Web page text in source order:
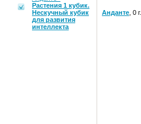
Растения 1 кубик.
Нескучный кубик
для развития
интеллекта
Анданте , 0 г.